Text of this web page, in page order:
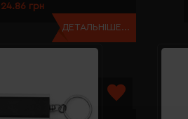
24.86 грн
ДЕТАЛЬНІШЕ...